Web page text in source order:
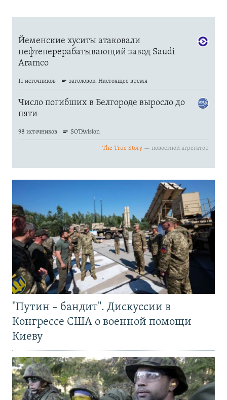
"Путин – бандит". Дискуссии в
Конгрессе США о военной помощи
Киеву